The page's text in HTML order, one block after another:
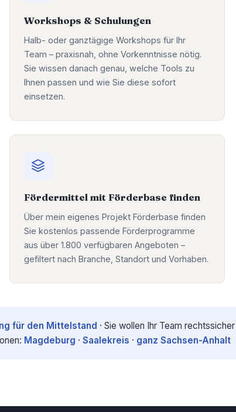
Workshops & Schulungen
Halb- oder ganztägige Workshops für Ihr
Team – praxisnah, ohne Vorkenntnisse nötig.
Sie wissen danach genau, welche Tools zu
Ihnen passen und wie Sie diese sofort
einsetzen.
Fördermittel mit Förderbase finden
Über mein eigenes Projekt Förderbase finden
Sie kostenlos passende Förderprogramme
aus über 1.800 verfügbaren Angeboten –
gefiltert nach Branche, Standort und Vorhaben.
für den Mittelstand · Sie wollen Ihr Team
Magdeburg · Saalekreis · ganz Sachsen-Anhalt